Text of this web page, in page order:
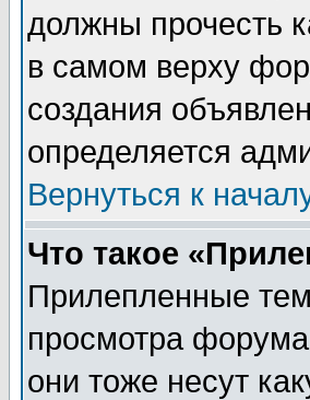
должны прочесть
в самом верху
создания
определяется
Вернуться к
Что такое
Прилепленные
просмотра
они тоже несут